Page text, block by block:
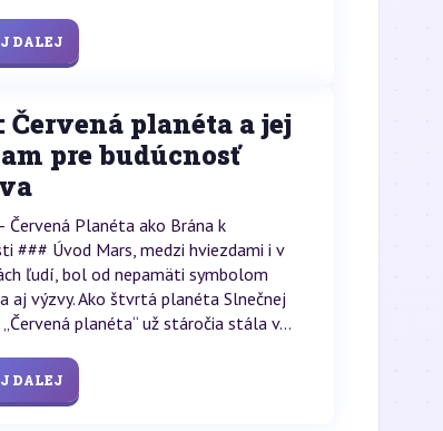
DALEJ
Červená planéta a jej
pre budúcnosť
Červená Planéta ako Brána k
### Úvod Mars, medzi hviezdami i v
ľudí, bol od nepamäti symbolom
aj výzvy. Ako štvrtá planéta Slnečnej
planéta“ už stáročia stála v...
DALEJ